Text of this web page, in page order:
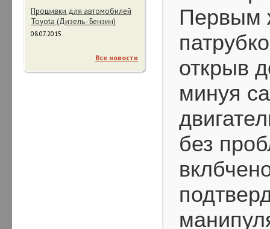
Первым
открыв
минуя
без
Прошивки для автомобилей
Toyota (Дизель- Бензин)
08.07.2015
Все новости